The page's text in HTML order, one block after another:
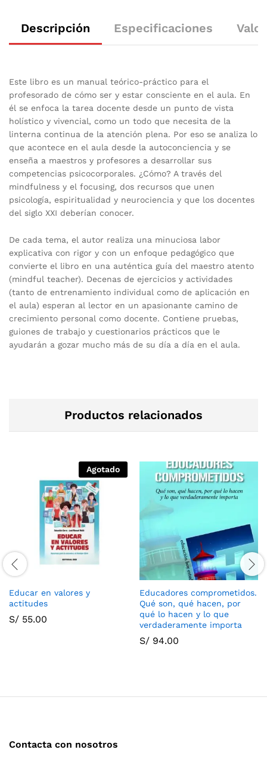
Descripción Especificaciones
Este libro es un manual teórico-práctico para el
profesorado de cómo ser y estar consciente en el aula. En
él se enfoca la tarea docente desde un punto de vista
holístico y vivencial, como un todo que necesita de la
linterna continua de la atención plena. Por eso se analiza lo
que acontece en el aula desde la autoconciencia y se
enseña a maestros y profesores a desarrollar sus
competencias psicocorporales. ¿Cómo? A través del
mindfulness y el focusing, dos recursos que unen
psicología, espiritualidad y neurociencia y que los docentes
del siglo XXI deberían conocer.
De cada tema, el autor realiza una minuciosa labor
explicativa con rigor y con un enfoque pedagógico que
convierte el libro en una auténtica guía del maestro atento
(mindful teacher). Decenas de ejercicios y actividades
(tanto de entrenamiento individual como de aplicación en
el aula) esperan al lector en un apasionante camino de
crecimiento personal como docente. Contiene pruebas,
guiones de trabajo y cuestionarios prácticos que le
ayudarán a gozar mucho más de su día a día en el aula.
Productos relacionados
Agotado
Educar en valores y
actitudes
S/ 55.00
Educadores comprometidos.
Qué son, qué hacen, por
qué lo hacen y lo que
verdaderamente importa
S/ 94.00
Contacta con nosotros